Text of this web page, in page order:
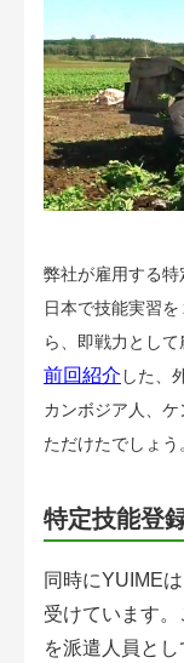
弊社が雇用する特
日本で技能実習
ら、即戦力とし
前回紹介 した、
カンボジア人、
ただけたでしょう
特定技能登
同時にYUIME
受けています
を派遣人員と